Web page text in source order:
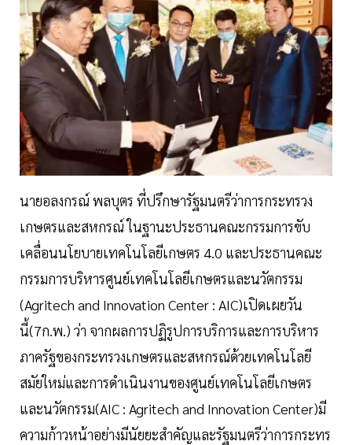
นายอลงกรณ์ พลบุตร ที่ปรึกษารัฐมนตรีว่าการกระทรวง
เกษตรและสหกรณ์ ในฐานะประธานคณะกรรมการขับ
เคลื่อนนโยบายเทคโนโลยีเกษตร 4.0 และประธานคณะ
กรรมการบริหารศูนย์เทคโนโลยีเกษตรและนวัตกรรม
(Agritech and Innovation Center : AIC)เปิดเผยวัน
นี้(7ก.พ.) ว่า จากผลการปฏิรูปการบริการและการบริหาร
ภาครัฐของกระทรวงเกษตรและสหกรณ์ด้วยเทคโนโลยี
สมัยใหม่และการดำเนินงานของศูนย์เทคโนโลยีเกษตร
และนวัตกรรม(AIC : Agritech and Innovation Center)มี
ความก้าวหน้าอย่างมีนัยยะสำคัญและรัฐมนตรีว่าการกระทร